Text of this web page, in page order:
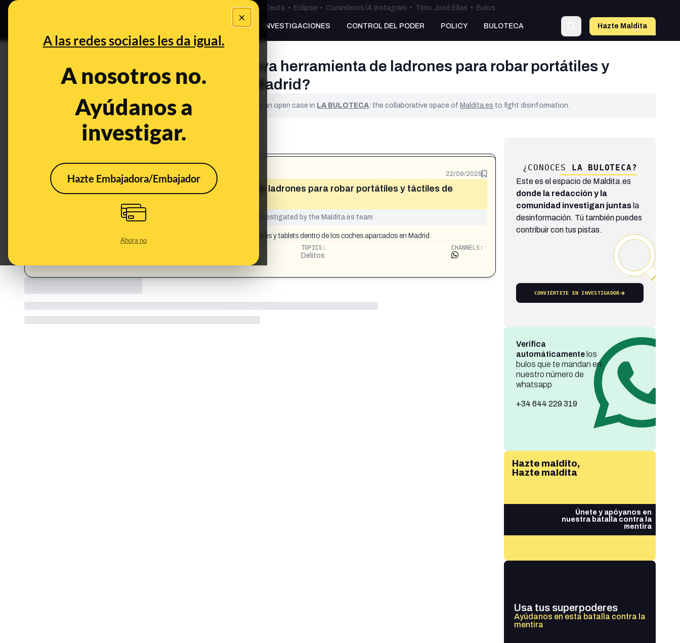
×
A las redes sociales les da igual.
A nosotros no.
Ayúdanos a
investigar.
Hazte Embajadora/Embajador
Ahora no
Especial Ceuta•Bulos Ceuta • Eclipse • Curanderos IA Instagram • Timo José Elías • Bulos
PREBUNKING INVESTIGACIONES CONTROL DEL PODER POLICY BULOTECA Hazte Maldita
¿Los escáneres de litio son la nueva herramienta de ladrones para robar portátiles y
táctiles de coches aparcados en Madrid?
This content has NOT yet been verified. It is an open case in LA BULOTECA: the collaborative space ofMaldita.es to fight disinformation.
What's being said: 22/09/2025
«Los escáneres de litio son la nueva herramienta de ladrones para robar portátiles y táctiles de
This content has not yet been investigated by the Maldita.es team
Escáneres de litio:la nueva herramienta de los ladrones para robar portátiles y tablets dentro de los coches aparcados en Madrid.
TOPICS:
Delitos
CHANNELS:
¿CONOCES LA BULOTECA?
Este es el espacio de Maldita.es
donde la redacción y la
comunidad investigan juntasla
desinformación. Tú también puedes
contribuir con tus pistas.
CONVIÉRTETE EN INVESTIGADOR
Verifica
automáticamentelos
bulos que te mandan en
nuestro número de
whatsapp
+34 644 229 319
Hazte maldito,
Hazte maldita
Únete y apóyanos en
nuestra batalla contra la
mentira
Usa tus superpoderes
Ayúdanos en esta batalla contra la
mentira